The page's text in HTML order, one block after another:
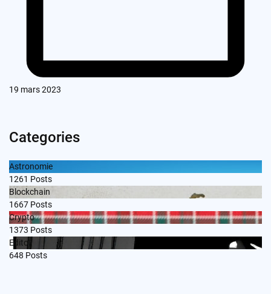
19 mars 2023
Categories
Astronomie
1261 Posts
Blockchain
1667 Posts
Crypto
1373 Posts
Edito
648 Posts